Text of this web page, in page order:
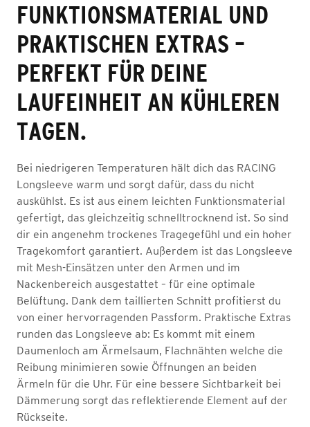
FUNKTIONSMATERIAL UND
PRAKTISCHEN EXTRAS –
PERFEKT FÜR DEINE
LAUFEINHEIT AN KÜHLEREN
TAGEN.
Bei niedrigeren Temperaturen hält dich das RACING
Longsleeve warm und sorgt dafür, dass du nicht
auskühlst. Es ist aus einem leichten Funktionsmaterial
gefertigt, das gleichzeitig schnelltrocknend ist. So sind
dir ein angenehm trockenes Tragegefühl und ein hoher
Tragekomfort garantiert. Außerdem ist das Longsleeve
mit Mesh-Einsätzen unter den Armen und im
Nackenbereich ausgestattet – für eine optimale
Belüftung. Dank dem taillierten Schnitt profitierst du
von einer hervorragenden Passform. Praktische Extras
runden das Longsleeve ab: Es kommt mit einem
Daumenloch am Ärmelsaum, Flachnähten welche die
Reibung minimieren sowie Öffnungen an beiden
Ärmeln für die Uhr. Für eine bessere Sichtbarkeit bei
Dämmerung sorgt das reflektierende Element auf der
Rückseite.